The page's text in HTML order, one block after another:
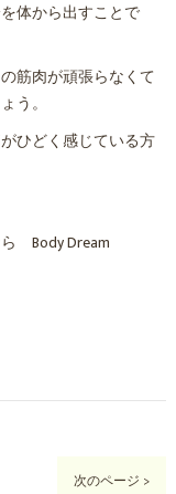
体から出すことで
筋肉が頑張らなくて
う。
ひどく感じている方
Body Dream
次のページ >